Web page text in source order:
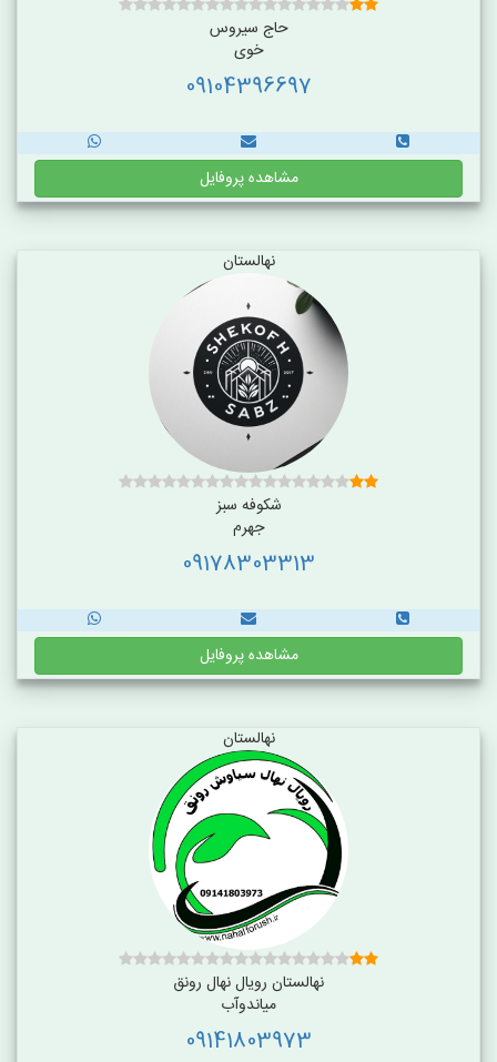
حاج سیروس
خوی
09104396697
مشاهده پروفایل
نهالستان
شکوفه سبز
جهرم
09178303313
مشاهده پروفایل
نهالستان
نهالستان رویال نهال رونق
میاندوآب
09141803973